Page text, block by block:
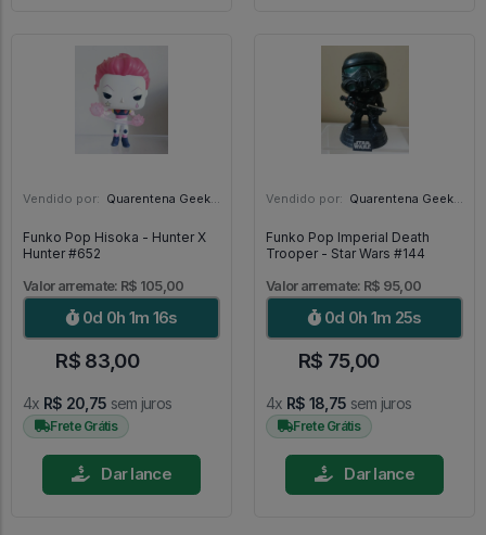
Vendido por: Quarentena Geek Store - SP
Funko Pop Hisoka - Hunter X
Hunter #652
Valor arremate: R$ 105,00
0d 0h 1m 14s
R$ 83,00
4x R$ 20,75 sem juros
Frete Grátis
Dar lance
Vendido por: Quarentena Geek Store - SP
Funko Pop Imperial Death
Trooper - Star Wars #144
Valor arremate: R$ 95,00
0d 0h 1m 23s
R$ 75,00
4x R$ 18,75 sem juros
Frete Grátis
Dar lance